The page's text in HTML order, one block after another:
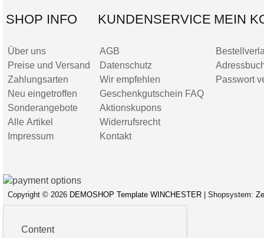
SHOP INFO
Über uns
Preise und Versand
Zahlungsarten
Neu eingetroffen
Sonderangebote
Alle Artikel
Impressum
KUNDENSERVICE
AGB
Datenschutz
Wir empfehlen
Geschenkgutschein FAQ
Aktionskupons
Widerrufsrecht
Kontakt
MEIN
Passwort
Copyright © 2026 DEMOSHOP Template WINCHESTER | Shopsystem:
Content